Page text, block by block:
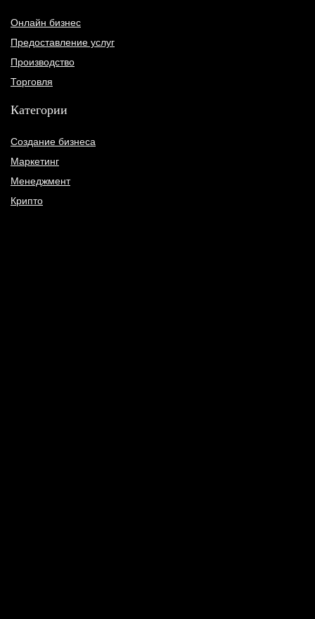
Онлайн бизнес
Предоставление услуг
Производство
Торговля
Категории
Создание бизнеса
Маркетинг
Менеджмент
Крипто